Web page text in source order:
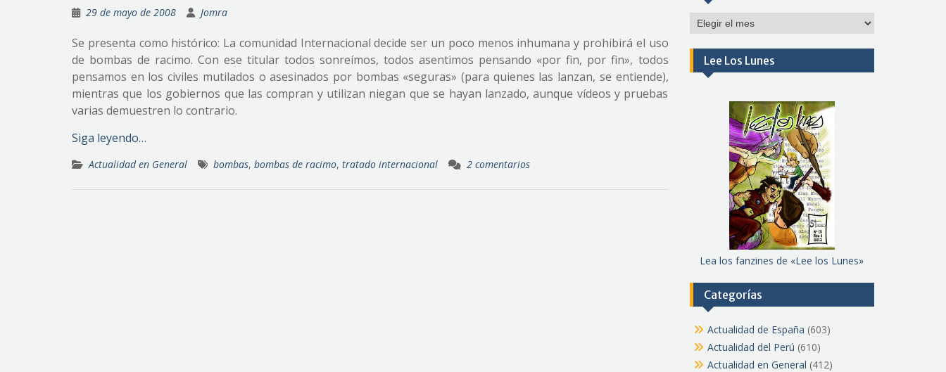
29 de mayo de 2008 Jomra
Se presenta como histórico: La comunidad Internacional decide ser un poco menos inhumana y prohibirá el uso
de bombas de racimo. Con ese titular todos sonreímos, todos asentimos pensando «por fin, por fin», todos
pensamos en los civiles mutilados o asesinados por bombas «seguras» (para quienes las lanzan, se entiende),
mientras que los gobiernos que las compran y utilizan niegan que se hayan lanzado, aunque vídeos y pruebas
varias demuestren lo contrario.
Siga leyendo…
Actualidad en General bombas, bombas de racimo, tratado internacional 2 comentarios
Por
Lee Los Lunes
Lea los fanzines de «Lee los Lunes»
Categorías
Actualidad de España (603)
Actualidad del Perú (610)
Actualidad en General (412)